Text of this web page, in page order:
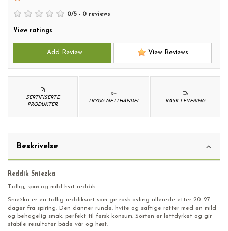
0/5 - 0 reviews
View ratings
Add Review View Reviews
RASK LEVERING
TRYGG NETTHANDEL
SERTIFISERTE
PRODUKTER
Beskrivelse
Reddik Sniezka
Tidlig, sprø og mild hvit reddik
Sniezka er en tidlig reddiksort som gir rask avling allerede etter 20–27
dager fra spiring. Den danner runde, hvite og saftige røtter med en mild
og behagelig smak, perfekt til fersk konsum. Sorten er lettdyrket og gir
stabile resultater både vår og høst.